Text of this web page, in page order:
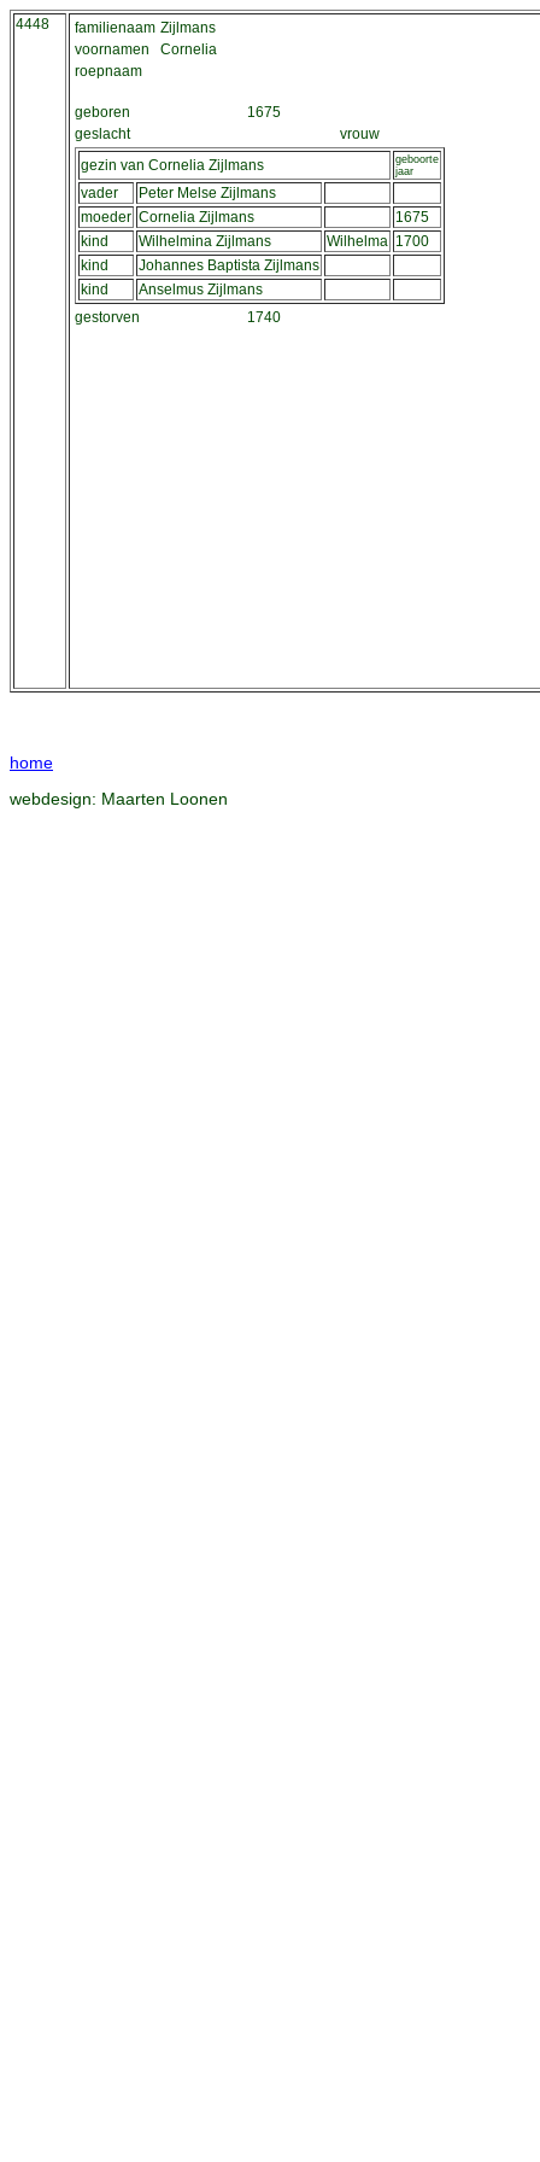
4448 familienaam Zijlmans
voornamen
Cornelia
roepnaam
geboren
1675
geslacht
vrouw
gezin van Cornelia Zijlmans
geboorte
jaar
vader
Peter Melse Zijlmans
moeder Cornelia Zijlmans
1675
kind
Wilhelmina Zijlmans Wilhelma 1700
kind
Johannes Baptista Zijlmans
kind
Anselmus Zijlmans
gestorven
1740
home
webdesign: Maarten Loonen